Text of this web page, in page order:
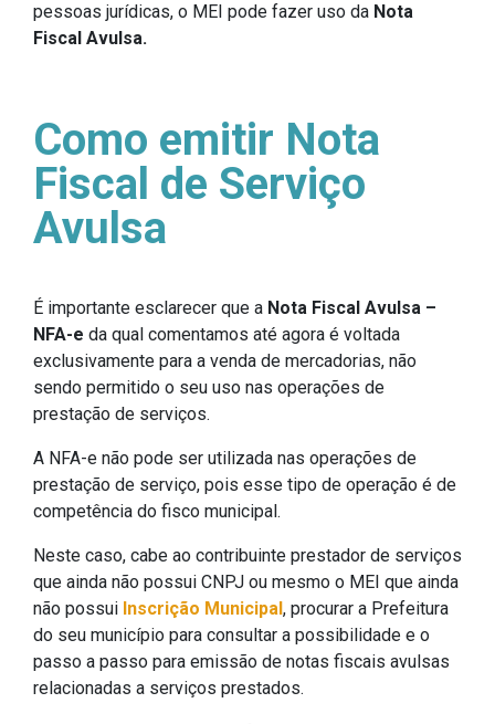
pessoas jurídicas, o MEI pode fazer uso da Nota
Fiscal Avulsa.
Como emitir Nota
Fiscal de Serviço
Avulsa
É importante esclarecer que a Nota Fiscal Avulsa –
NFA-e da qual comentamos até agora é voltada
exclusivamente para a venda de mercadorias, não
sendo permitido o seu uso nas operações de
prestação de serviços.
A NFA-e não pode ser utilizada nas operações de
prestação de serviço, pois esse tipo de operação é de
competência do fisco municipal.
Neste caso, cabe ao contribuinte prestador de serviços
que ainda não possui CNPJ ou mesmo o MEI que ainda
não possui Inscrição Municipal , procurar a Prefeitura
do seu município para consultar a possibilidade e o
passo a passo para emissão de notas fiscais avulsas
relacionadas a serviços prestados.